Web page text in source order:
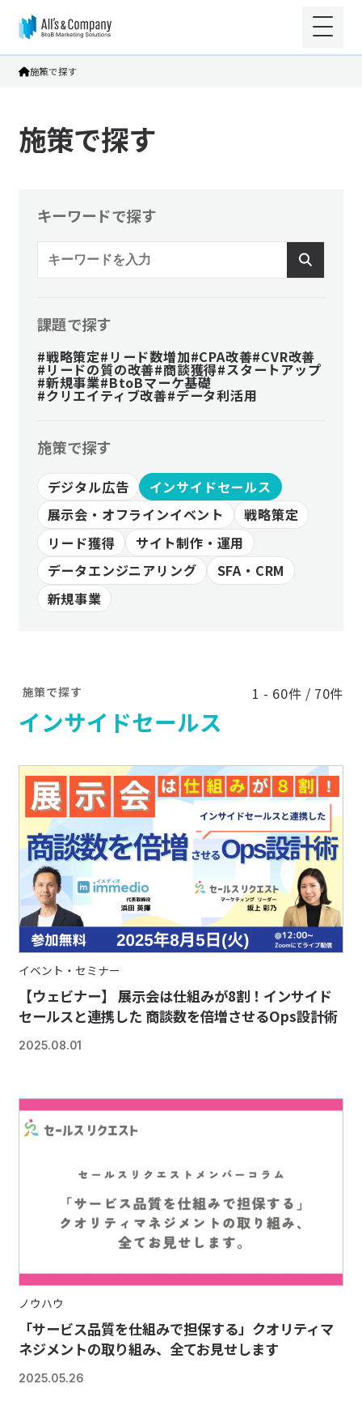
施策で探す
施策で探す
キーワードで探す
課題で探す
#戦略策定#リード数増加#CPA改善#CVR改善
#リードの質の改善#商談獲得#スタートアップ
#新規事業#BtoBマーケ基礎
#クリエイティブ改善#データ利活用
施策で探す
デジタル広告
インサイドセールス
展示会・オフラインイベント
戦略策定
リード獲得
サイト制作・運用
データエンジニアリング
SFA・CRM
新規事業
施策で探す
インサイドセールス
1 - 60件 / 70件
イベント・セミナー
【ウェビナー】 展示会は仕組みが8割！インサイド
セールスと連携した 商談数を倍増させるOps設計術
2025.08.01
ノウハウ
「サービス品質を仕組みで担保する」クオリティマ
ネジメントの取り組み、全てお見せします
2025.05.26